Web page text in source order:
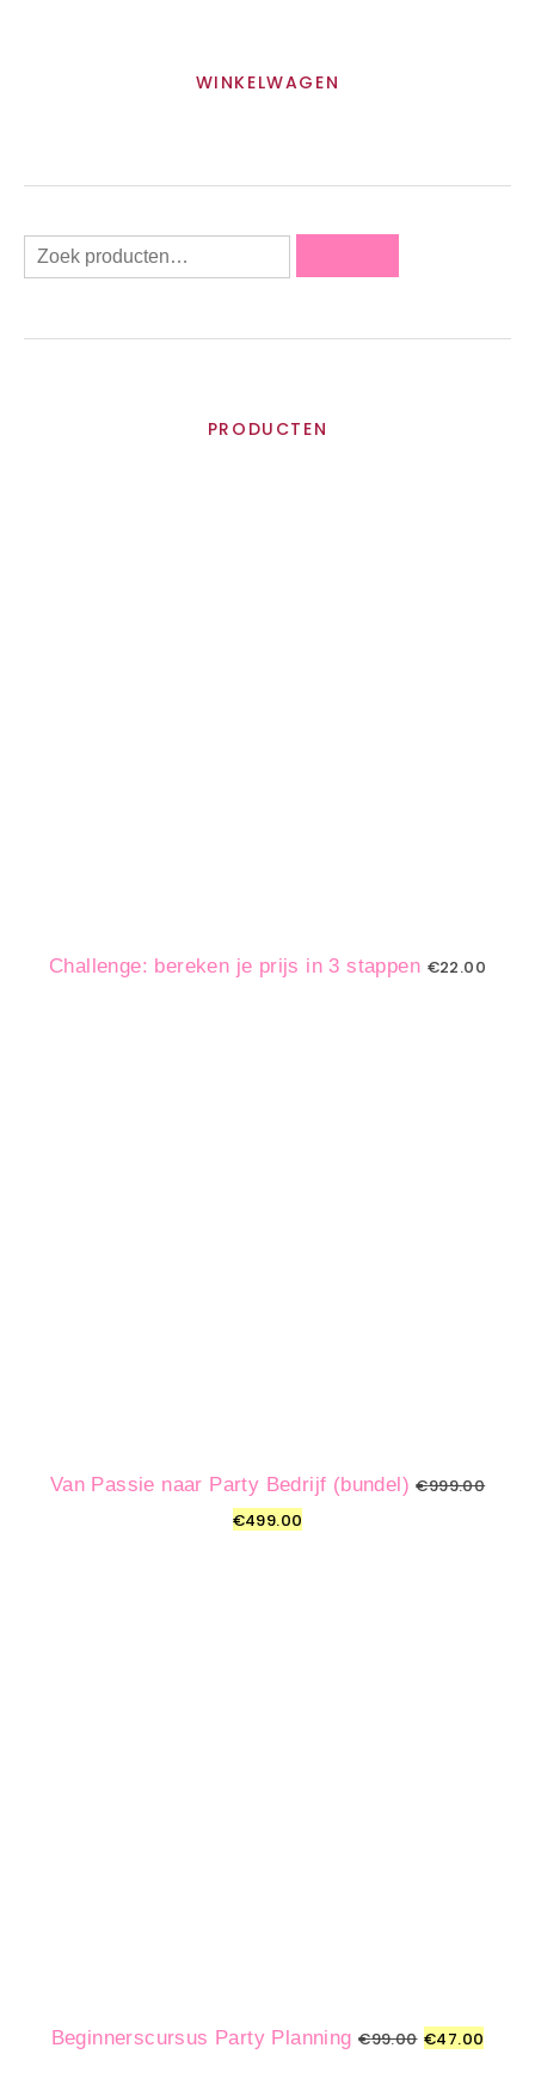
WINKELWAGEN
PRODUCTEN
Challenge: bereken je prijs in 3 stappen €22.00
Van Passie naar Party Bedrijf (bundel) €999.00
€499.00
Beginnerscursus Party Planning €99.00 €47.00